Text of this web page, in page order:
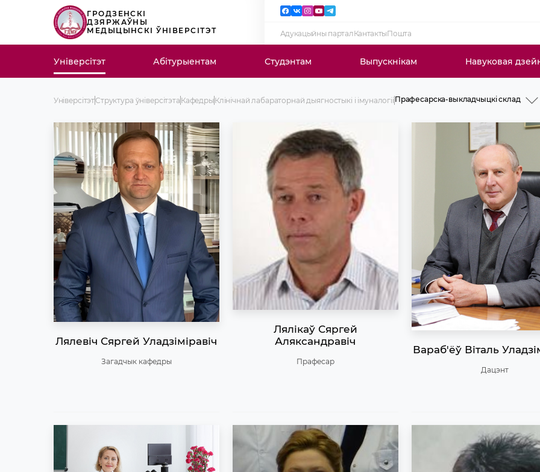
ГРОДЗЕНСКІ
ДЗЯРЖАЎНЫ
МЕДЫЦЫНСКІ ЎНІВЕРСІТЭТ
Адукацыйны парталКантактыПошта
Універсітэт Абітурыентам Студэнтам Выпускнікам Навуковая
УніверсітэтСтруктура ўніверсітэта Кафедры Клінічнай лабараторнай дыягностыкі і імуналогіі Прафесарска-выкладчыцкі склад
Прафесарска-выкладчыцкі склад
Лялевіч Сяргей Уладзіміравіч
Загадчык кафедры
Лялікаў Сяргей
Аляксандравіч
Прафесар
Вараб'ёў Віталь
Дацэнт